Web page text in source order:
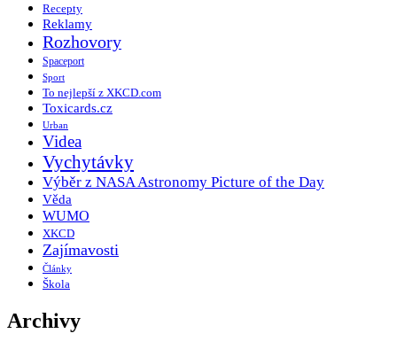
Recepty
Reklamy
Rozhovory
Spaceport
Sport
To nejlepší z XKCD.com
Toxicards.cz
Urban
Videa
Vychytávky
Výběr z NASA Astronomy Picture of the Day
Věda
WUMO
XKCD
Zajímavosti
Články
Škola
Archivy